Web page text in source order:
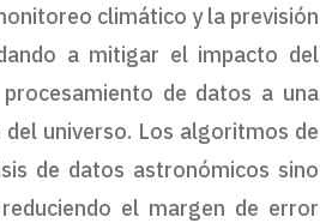
climático y la previsión
a mitigar el impacto del
de datos a una
universo. Los algoritmos de
de datos astronómicos sino
el margen de error